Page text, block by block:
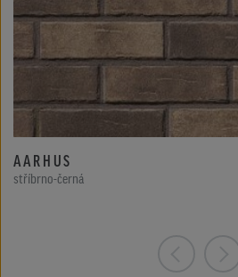
AARHUS
stříbrno-černá